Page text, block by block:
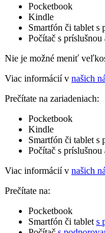
Pocketbook
Kindle
Smartfón či tablet s
Počítač s
Nie je možné meniť
Viac informácií v našich
Prečítate na zariadeniach:
Pocketbook
Kindle
Smartfón či tablet s
Počítač s
Viac informácií v našich
Prečítate na:
Pocketbook
Smartfón či tablet s